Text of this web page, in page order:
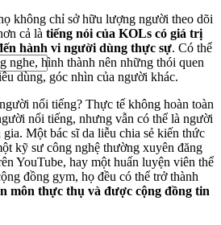
không chỉ sở hữu lượng người theo dõi
cả là tiếng nói của KOLs có giá trị
hành vi người dùng thực sự. Có thể
nghe, hình thành nên những thói quen
dùng, góc nhìn của người khác.
nổi tiếng? Thực tế không hoàn toàn
nổi tiếng, nhưng vẫn có thể là người
gia. Một bác sĩ da liễu chia sẻ kiến thức
kỹ sư công nghệ thường xuyên đăng
YouTube, hay một huấn luyện viên thể
đồng gym, họ đều có thể trở thành
môn thực thụ và được cộng đồng tin